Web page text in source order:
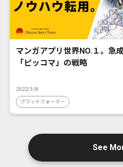
マンガアプリ世界NO.１。急
「ピッコマ」の戦略
2022/3/8
プラットフォーマー
See